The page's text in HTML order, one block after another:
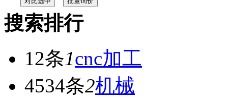
搜索排行
12条1cnc加工
4534条2机械